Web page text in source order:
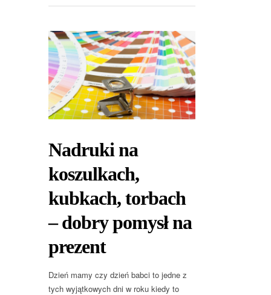
Nadruki na
koszulkach,
kubkach, torbach
– dobry pomysł na
prezent
Dzień mamy czy dzień babci to jedne z
tych wyjątkowych dni w roku kiedy to